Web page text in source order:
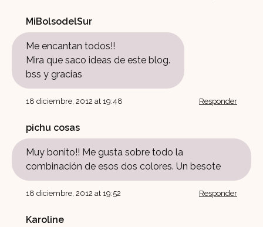
MiBolsodelSur
Me encantan todos!!
Mira que saco ideas de este blog.
bss y gracias
18 diciembre, 2012 at 19:48 Responder
pichu cosas
Muy bonito!! Me gusta sobre todo la
combinación de esos dos colores. Un besote
18 diciembre, 2012 at 19:52 Responder
Karoline